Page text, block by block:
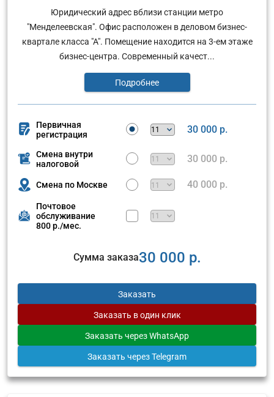
Юридический адрес вблизи станции метро
"Менделеевская". Офис расположен в деловом бизнес-
квартале класса "А". Помещение находится на 3-ем этаже
бизнес-центра. Современный качест...
Подробнее
Первичная
регистрация
30 000 р.
Смена внутри
налоговой
30 000 р.
Смена по Москве 40 000 р.
Почтовое
обслуживание
800 р./мес.
Сумма заказа30 000 р.
Заказать
Заказать в один клик
Заказать через WhatsApp
Заказать через Telegram